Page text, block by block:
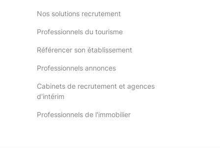
Nos solutions recrutement
Professionnels du tourisme
Référencer son établissement
Professionnels annonces
Cabinets de recrutement et agences
d'intérim
Professionnels de l'immobilier